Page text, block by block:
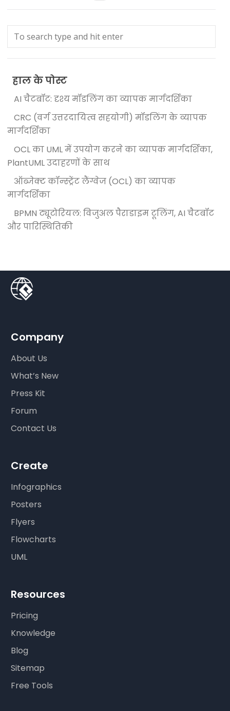
हाल के पोस्ट
AI चैटबॉट: दृश्य मॉडलिंग का व्यापक मार्गदर्शिका
CRC (वर्ग उत्तरदायित्व सहयोगी) मॉडलिंग के व्यापक
मार्गदर्शिका
OCL का UML में उपयोग करने का व्यापक मार्गदर्शिका,
PlantUML उदाहरणों के साथ
ऑब्जेक्ट कॉन्स्ट्रेंट लैंग्वेज (OCL) का व्यापक
मार्गदर्शिका
BPMN ट्यूटोरियल: विजुअल पैराडाइम टूलिंग, AI चैटबॉट
और पारिस्थितिकी
Company
About Us
What’s New
Press Kit
Forum
Contact Us
Create
Infographics
Posters
Flyers
Flowcharts
UML
Resources
Pricing
Knowledge
Blog
Sitemap
Free Tools